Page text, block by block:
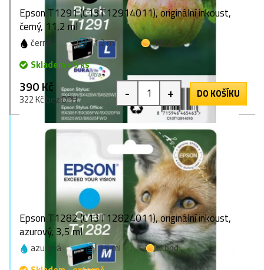
Epson T1291 (C13T12914011), originální inkoust,
černý, 11,2 ml
černá 11,2 ml
1 bod
Skladem > 9 ks
390 Kč
322 Kč bez DPH - + DO KOŠÍKU
Epson T1282 (C13T12824011), originální inkoust,
azurový, 3,5 ml
azurová 3,5 ml
1 bod